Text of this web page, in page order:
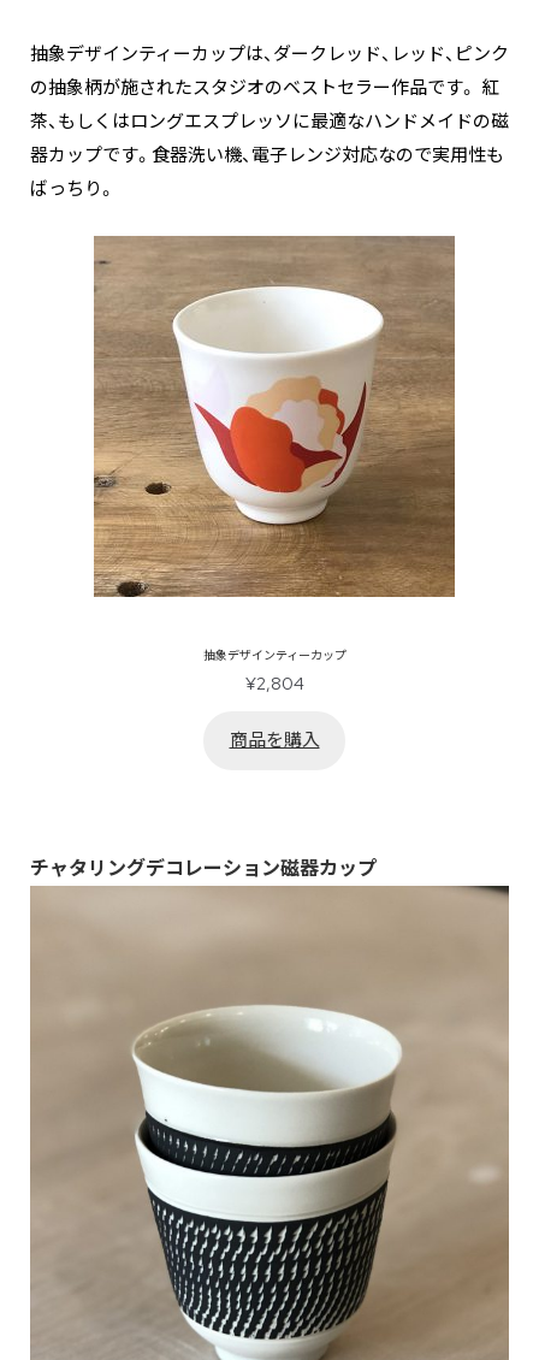
抽象デザインティーカップは、ダークレッド、レッド、ピンク
の抽象柄が施されたスタジオのベストセラー作品です。 紅
茶、もしくはロングエスプレッソに最適なハンドメイドの磁
器カップです。食器洗い機、電子レンジ対応なので実用性も
ばっちり。
抽象デザインティーカップ
¥2,804
商品を購入
チャタリングデコレーション磁器カップ